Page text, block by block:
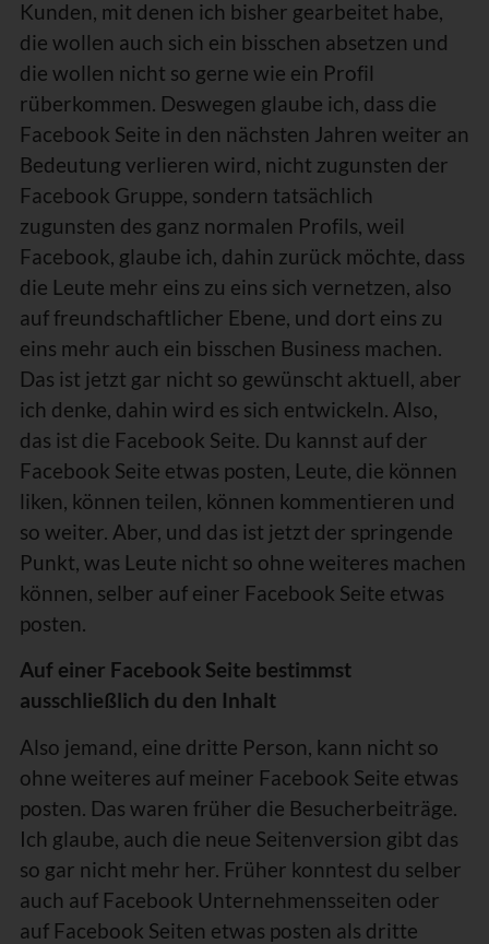
Kunden, mit denen ich bisher gearbeitet habe,
die wollen auch sich ein bisschen absetzen und
die wollen nicht so gerne wie ein Profil
rüberkommen. Deswegen glaube ich, dass die
Facebook Seite in den nächsten Jahren weiter an
Bedeutung verlieren wird, nicht zugunsten der
Facebook Gruppe, sondern tatsächlich
zugunsten des ganz normalen Profils, weil
Facebook, glaube ich, dahin zurück möchte, dass
die Leute mehr eins zu eins sich vernetzen, also
auf freundschaftlicher Ebene, und dort eins zu
eins mehr auch ein bisschen Business machen.
Das ist jetzt gar nicht so gewünscht aktuell, aber
ich denke, dahin wird es sich entwickeln. Also,
das ist die Facebook Seite. Du kannst auf der
Facebook Seite etwas posten, Leute, die können
liken, können teilen, können kommentieren und
so weiter. Aber, und das ist jetzt der springende
Punkt, was Leute nicht so ohne weiteres machen
können, selber auf einer Facebook Seite etwas
posten.
Auf einer Facebook Seite bestimmst
ausschließlich du den Inhalt
Also jemand, eine dritte Person, kann nicht so
ohne weiteres auf meiner Facebook Seite etwas
posten. Das waren früher die Besucherbeiträge.
Ich glaube, auch die neue Seitenversion gibt das
so gar nicht mehr her. Früher konntest du selber
auch auf Facebook Unternehmensseiten oder
auf Facebook Seiten etwas posten als dritte